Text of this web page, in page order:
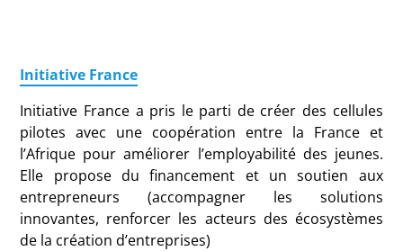
Initiative France
Initiative France a pris le parti de créer des cellules
pilotes avec une coopération entre la France et
l’Afrique pour améliorer l’employabilité des jeunes.
Elle propose du financement et un soutien aux
entrepreneurs (accompagner les solutions
innovantes, renforcer les acteurs des écosystèmes
de la création d’entreprises)